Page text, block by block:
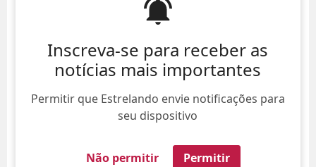
Inscreva-se para receber as
notícias mais importantes
Permitir que Estrelando envie notificações para
seu dispositivo
Não permitir Permitir
08/Ago/